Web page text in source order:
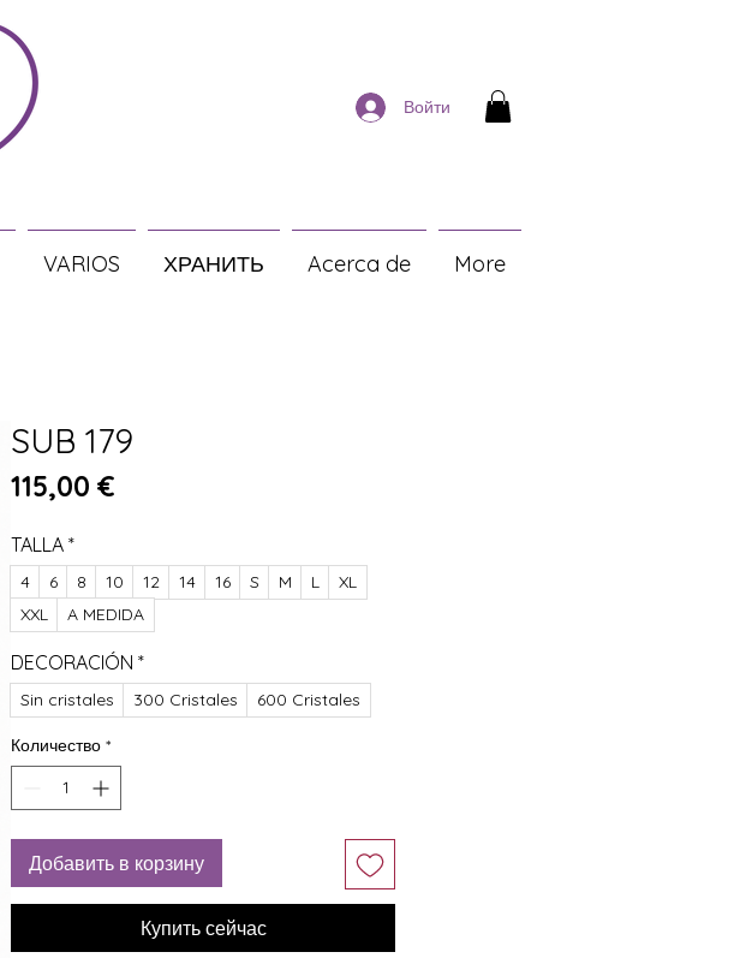
Войти
VARIOS ХРАНИТЬ Acerca de More
SUB 179
115,00 €
TALLA *
4 6 8 10 12 14 16 S M L
XL
XXL
A MEDIDA
DECORACIÓN *
Sin cristales 300 Cristales 600 Cristales
Количество *
Добавить в корзину
Купить сейчас